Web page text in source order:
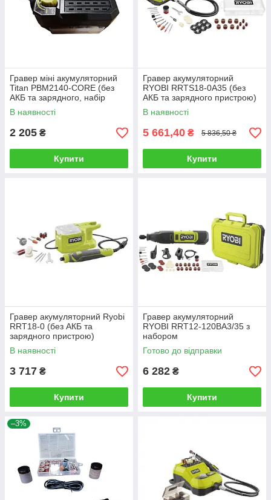
Гравер міні акумуляторний
Titan PBM2140-CORE (без
АКБ та зарядного, набір
аксесуарів)
В наявності
2 205 ₴
Купити
Гравер акумуляторний
RYOBI RRTS18-0A35 (без
АКБ та зарядного пристрою)
В наявності
5 661,40 ₴ 5 836,50 ₴
Купити
Гравер акумуляторний Ryobi
RRT18-0 (без АКБ та
зарядного пристрою)
В наявності
3 717 ₴
Купити
Гравер акумуляторний
RYOBI RRT12-120BA3/35 з
набором
Готово до відправки
6 282 ₴
Купити
–3%